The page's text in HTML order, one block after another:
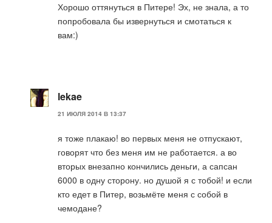
Хорошо оттянуться в Питере! Эх, не знала, а то
попробовала бы извернуться и смотаться к
вам:)
lekae
21 ИЮЛЯ 2014 В 13:37
я тоже плакаю! во первых меня не отпускают,
говорят что без меня им не работается. а во
вторых внезапно кончились деньги, а сапсан
6000 в одну сторону. но душой я с тобой! и если
кто едет в Питер, возьмёте меня с собой в
чемодане?